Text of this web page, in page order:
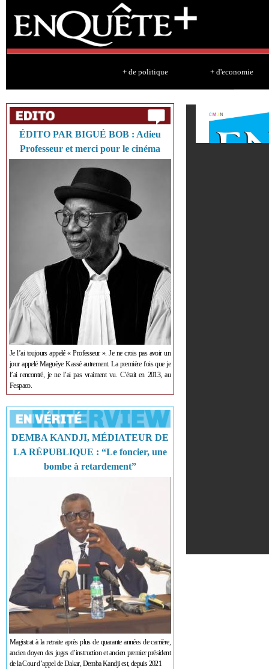
+ de politique + d'economie
ÉDITO PAR BIGUÉ BOB : Adieu
Professeur et merci pour le cinéma
Je l’ai toujours appelé « Professeur ». Je ne crois pas avoir un
jour appelé Maguèye Kassé autrement. La première fois que je
l’ai rencontré, je ne l’ai pas vraiment vu. C’était en 2013, au
Fespaco.
DEMBA KANDJI, MÉDIATEUR DE
LA RÉPUBLIQUE : “Le foncier, une
bombe à retardement”
Magistrat à la retraite après plus de quarante années de carrière,
ancien doyen des juges d’instruction et ancien premier président
de la Cour d’appel de Dakar, Demba Kandji est, depuis 2021